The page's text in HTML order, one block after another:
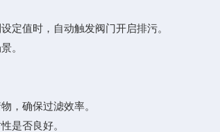
值时，自动触发阀门开启排污。
。
确保过滤效率。
是否良好。